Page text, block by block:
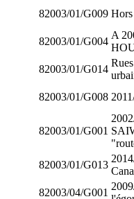
82003/01/G009
82003/01/G004
A
82003/01/G014
82003/01/G008
82003/01/G001
82003/01/G013
82003/04/G001